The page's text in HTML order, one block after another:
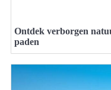
Ontdek verborgen
paden